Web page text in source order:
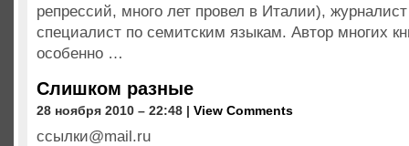
репрессий, много лет провел в Италии),
специалист по семитским языкам. Автор многих
особенно …
Слишком разные
28 ноября 2010 – 22:48 | View Comments
ссылки@mail.ru